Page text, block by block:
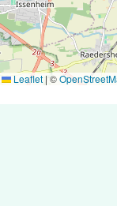
Leaflet | ©